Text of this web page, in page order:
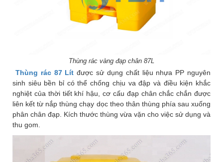
Thùng rác vàng đạp chân 87L
Thùng rác 87 Lít được sử dụng chất liệu nhựa PP nguyên
sinh siêu bền bỉ có thể chống chịu va đập và điều kiện khắc
nghiệt của thời tiết khí hậu, cơ cấu đạp chân chắc chắn được
liên kết từ nắp thùng chạy dọc theo thân thùng phía sau xuống
phân chân đạp. Kích thước thùng vừa vặn cho việc sử dụng và
thu gom.